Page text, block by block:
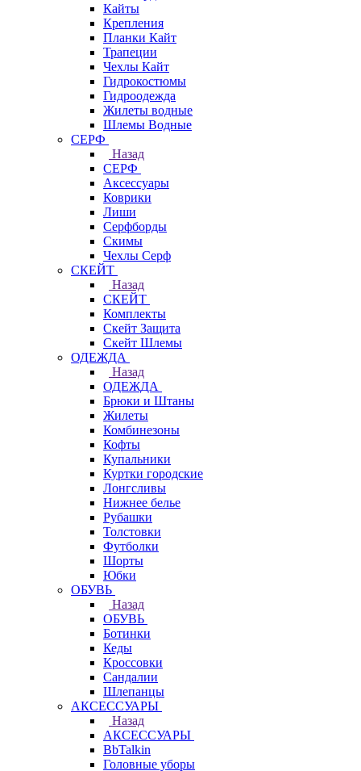
Кайты
Крепления
Планки Кайт
Трапеции
Чехлы Кайт
Гидрокостюмы
Гидроодежда
Жилеты водные
Шлемы Водные
СЕРФ
Назад
СЕРФ
Аксессуары
Коврики
Лиши
Серфборды
Скимы
Чехлы Cерф
СКЕЙТ
Назад
СКЕЙТ
Комплекты
Скейт Защита
Скейт Шлемы
ОДЕЖДА
Назад
ОДЕЖДА
Брюки и Штаны
Жилеты
Комбинезоны
Кофты
Купальники
Куртки городские
Лонгсливы
Нижнее белье
Рубашки
Толстовки
Футболки
Шорты
Юбки
ОБУВЬ
Назад
ОБУВЬ
Ботинки
Кеды
Кроссовки
Сандалии
Шлепанцы
АКСЕССУАРЫ
Назад
АКСЕССУАРЫ
BbTalkin
Головные уборы